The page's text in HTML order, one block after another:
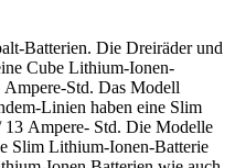
Batterien. Die Dreiräder und
Cube Lithium-Ionen-
Std. Das Modell
Linien haben eine Slim
Ampere- Std. Die Modelle
Slim Lithium-Ionen-Batterie